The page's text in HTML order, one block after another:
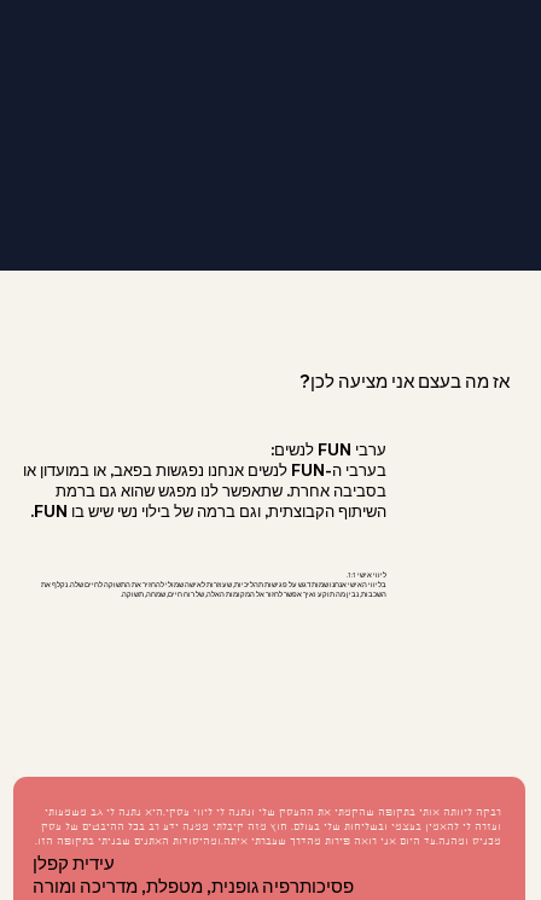
אז מה בעצם אני מציעה לכן?
ערבי FUN לנשים:
בערבי ה-FUN לנשים אנחנו נפגשות בפאב, או במועדון או
בסביבה אחרת. שתאפשר לנו מפגש שהוא גם ברמת
השיתוף הקבוצתית, וגם ברמה של בילוי נשי שיש בו FUN.
ליווי אישי 1:1.
בליווי האישי אנחנו שמות דגש על פגישות תהליכיות, שעוזרות לאישה שמולי להחזיר את התשוקה לחיים שלה. נקלף את
השכבות, נבין מה תוקע ואיך אפשר לחזור אל המקומות האלה, של רוח חיים, שמחה, תשוקה.
רבקה ליוותה אותי בתקופה שהקמתי את ההעסק שלי ונתנה לי ליווי עסקי.היא נתנה לי גב משמעותי
ועזרה לי להאמין בעצמי ובשליחות שלי בעולם. חוץ מזה קיבלתי ממנה ידע רב בכל ההיבטים של עסק
מכניס ומהנה.עד היום אני רואה פירות מהדרך שעברתי איתה.ומהיסודות האתנים שבניתי בתקופה הזו.
עידית קפלן
פסיכותרפיה גופנית, מטפלת, מדריכה ומורה